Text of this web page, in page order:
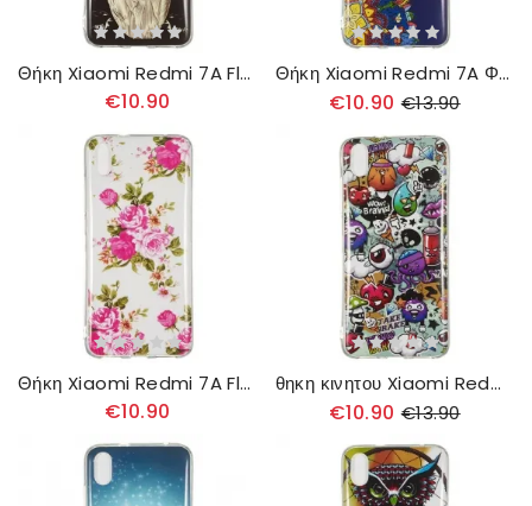
Θήκη Xiaomi Redmi 7A Fluorescent Majestic Stag
€10.90
Θήκη Xiaomi Redmi 7A Φθορίζουσα Κουκουβάγια
€10.90 €13.90
Θήκη Xiaomi Redmi 7A Fluorescent Liberty Flowers
€10.90
θηκη κινητου Xiaomi Redmi 7A Φθορίζουσα Τρέλα
€10.90 €13.90